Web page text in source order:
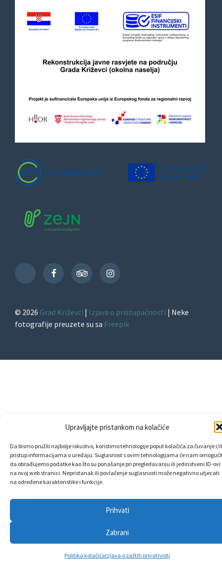
Upravljajte pristankom na kolačiće
Da bismo pružili najbolje iskustvo, koristimo tehnologije poput kolačića za čuvanje i/
pristup informacijama o uređaju. Suglasnost s ovim tehnologijama će nam
da obrađujemo podatke kao što su ponašanje pri pregledavanju ili jedinstveni ID-ovi
na ovoj web stranici. Nepristanak ili povlačenje suglasnosti može negativno utjecati
na određene karakteristike i funkcije.
Prihvati
Zabrani
Politika kolačićaIzjava o zaštiti privatnosti
TikTok
FacebookTripAdvisorInstagram
© 2026 Grad Križevci | Izjava o pristupačnosti | Neke
fotografije preuzete su sa Freepik